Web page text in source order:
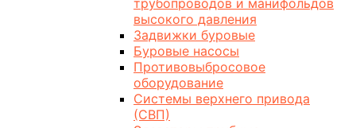
трубопроводов и манифольдов
высокого давления
Задвижки буровые
Буровые насосы
Противовыбросовое
оборудование
Системы верхнего привода
(СВП)